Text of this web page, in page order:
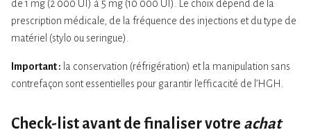
de 1 mg (2 000 UI) à 5 mg (10 000 UI). Le choix dépend de la
prescription médicale, de la fréquence des injections et du type de
matériel (stylo ou seringue).
Important : la conservation (réfrigération) et la manipulation sans
contrefaçon sont essentielles pour garantir l’efficacité de l’HGH.
Check-list avant de finaliser votre achat